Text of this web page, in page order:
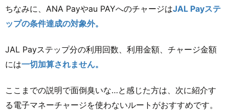
ちなみに、ANA Payやau PAYへのチャージはJAL Payステ
ップの条件達成の対象外。
JAL Payステップ分の利用回数、利用金額、チャージ金額
には一切加算されません。
ここまでの説明で面倒臭いな…と感じた方は、次に紹介す
る電子マネーチャージを使わないルートがおすすめです。